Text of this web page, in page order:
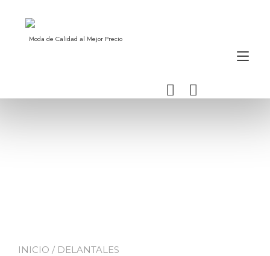
contenido
Moda de Calidad al Mejor Precio
INICIO / DELANTALES